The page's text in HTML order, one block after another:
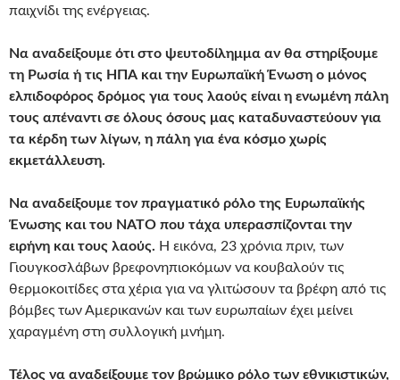
παιχνίδι της ενέργειας.
Να αναδείξουμε ότι στο ψευτοδίλημμα αν θα στηρίξουμε
τη Ρωσία ή τις ΗΠΑ και την Ευρωπαϊκή Ένωση ο μόνος
ελπιδοφόρος δρόμος για τους λαούς είναι η ενωμένη πάλη
τους απέναντι σε όλους όσους μας καταδυναστεύουν για
τα κέρδη των λίγων, η πάλη για ένα κόσμο χωρίς
εκμετάλλευση.
Να αναδείξουμε τον πραγματικό ρόλο της Ευρωπαϊκής
Ένωσης και του ΝΑΤΟ που τάχα υπερασπίζονται την
ειρήνη και τους λαούς. Η εικόνα, 23 χρόνια πριν, των
Γιουγκοσλάβων βρεφονηπιοκόμων να κουβαλούν τις
θερμοκοιτίδες στα χέρια για να γλιτώσουν τα βρέφη από τις
βόμβες των Αμερικανών και των ευρωπαίων έχει μείνει
χαραγμένη στη συλλογική μνήμη.
Τέλος να αναδείξουμε τον βρώμικο ρόλο των εθνικιστικών,